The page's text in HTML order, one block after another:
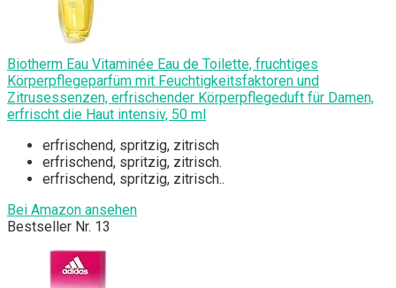
Biotherm Eau Vitaminée Eau de Toilette, fruchtiges
Körperpflegeparfüm mit Feuchtigkeitsfaktoren und
Zitrusessenzen, erfrischender Körperpflegeduft für Damen,
erfrischt die Haut intensiv, 50 ml
erfrischend, spritzig, zitrisch
erfrischend, spritzig, zitrisch.
erfrischend, spritzig, zitrisch..
Bei Amazon ansehen
Bestseller Nr. 13